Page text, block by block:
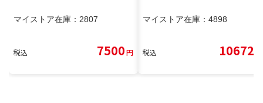
マイストア在庫： 2807
税込 7500円
マイストア在庫： 4898
税込 10672